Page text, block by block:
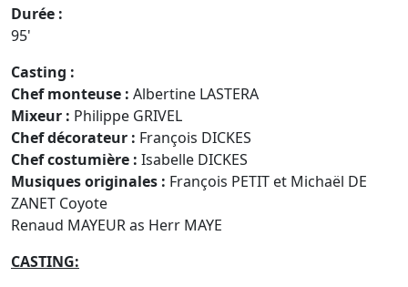
Durée :
95'
Casting :
Chef monteuse : Albertine LASTERA
Mixeur : Philippe GRIVEL
Chef décorateur : François DICKES
Chef costumière : Isabelle DICKES
Musiques originales : François PETIT et Michaël DE
ZANET Coyote
Renaud MAYEUR as Herr MAYE
CASTING: